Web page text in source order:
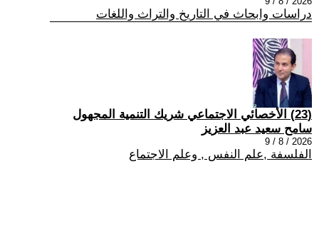
دراسات وابحاث في التاريخ والتراث واللغات
(23) الأخصائي الاجتماعي شريك التنمية المجهول
سامح سعيد عبد العزيز
2026 / 8 / 9
الفلسفة ,علم النفس , وعلم الاجتماع